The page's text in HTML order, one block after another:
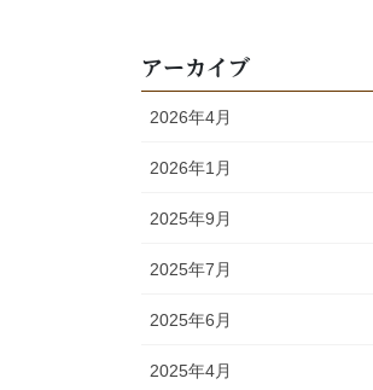
アーカイブ
2026年4月
2026年1月
2025年9月
2025年7月
2025年6月
2025年4月